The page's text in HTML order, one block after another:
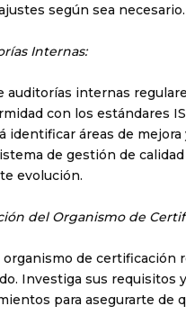
según sea necesario.
Internas:
auditorías internas
con los estándares
identificar áreas de mejora
de gestión de
evolución.
del Organismo de
organismo de certificación
Investiga sus requisitos y
para asegurarte de